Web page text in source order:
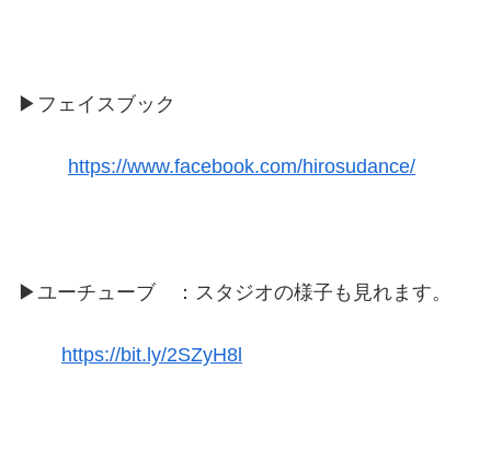
▶フェイスブック
https://www.facebook.com/hirosudance/
▶ユーチューブ ：スタジオの様子も見れます。
https://bit.ly/2SZyH8l